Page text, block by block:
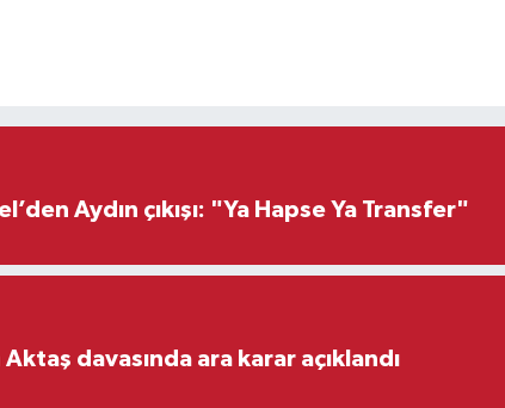
Aydın çıkışı: "Ya Hapse Ya Transfer"
davasında ara karar açıklandı